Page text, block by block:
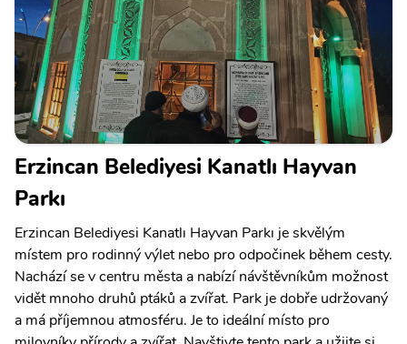
Erzincan Belediyesi Kanatlı Hayvan
Parkı
Erzincan Belediyesi Kanatlı Hayvan Parkı je skvělým
místem pro rodinný výlet nebo pro odpočinek během cesty.
Nachází se v centru města a nabízí návštěvníkům možnost
vidět mnoho druhů ptáků a zvířat. Park je dobře udržovaný
a má příjemnou atmosféru. Je to ideální místo pro